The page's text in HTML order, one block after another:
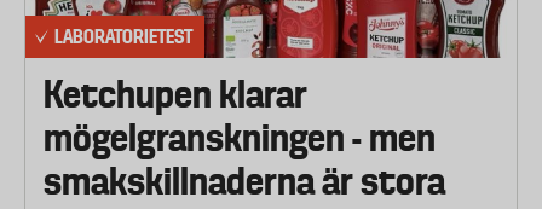
LABORATORIETEST
Ketchupen klarar
mögelgranskningen - men
smakskillnaderna är stora